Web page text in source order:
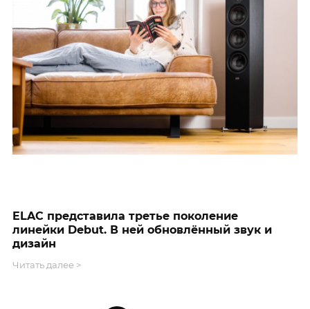
ELAC представила третье поколение
линейки Debut. В ней обновлённый звук и
дизайн
Читать далее >